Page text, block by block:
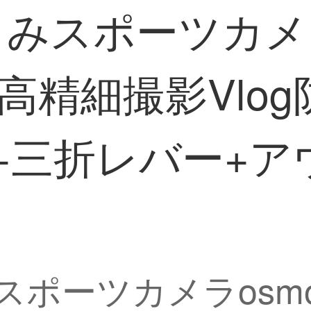
スポーツカ
精細撮影
折レバー+
ポーツカメラ